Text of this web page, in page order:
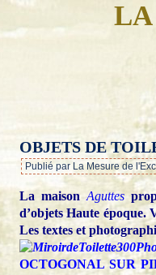
LA
OBJETS DE
Publié par La Mesure de
La maison Aguttes
d’objets Haute époque.
Les textes et
OCTOGONAL SUR